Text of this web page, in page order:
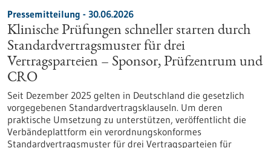
Pressemitteilung - 30.06.2026
Klinische Prüfungen schneller starten durch
Standardvertragsmuster für drei
Vertragsparteien – Sponsor, Prüfzentrum und
CRO
Seit Dezember 2025 gelten in Deutschland die gesetzlich
vorgegebenen Standardvertragsklauseln. Um deren
praktische Umsetzung zu unterstützen, veröffentlicht die
Verbändeplattform ein verordnungskonformes
Standardvertragsmuster für drei Vertragsparteien für